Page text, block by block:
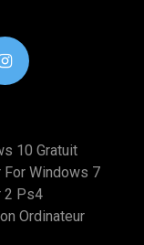
10 Gratuit
For Windows 7
2 Ps4
Ordinateur